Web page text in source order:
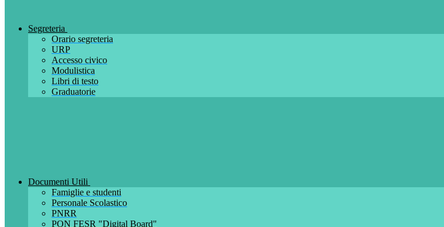
Segreteria
Orario segreteria
URP
Accesso civico
Modulistica
Libri di testo
Graduatorie
Documenti Utili
Famiglie e studenti
Personale Scolastico
PNRR
PON FESR "Digital Board"